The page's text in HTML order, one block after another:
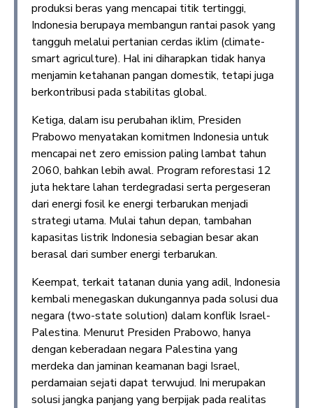
produksi beras yang mencapai titik tertinggi,
Indonesia berupaya membangun rantai pasok yang
tangguh melalui pertanian cerdas iklim (climate-
smart agriculture). Hal ini diharapkan tidak hanya
menjamin ketahanan pangan domestik, tetapi juga
berkontribusi pada stabilitas global.
Ketiga, dalam isu perubahan iklim, Presiden
Prabowo menyatakan komitmen Indonesia untuk
mencapai net zero emission paling lambat tahun
2060, bahkan lebih awal. Program reforestasi 12
juta hektare lahan terdegradasi serta pergeseran
dari energi fosil ke energi terbarukan menjadi
strategi utama. Mulai tahun depan, tambahan
kapasitas listrik Indonesia sebagian besar akan
berasal dari sumber energi terbarukan.
Keempat, terkait tatanan dunia yang adil, Indonesia
kembali menegaskan dukungannya pada solusi dua
negara (two-state solution) dalam konflik Israel-
Palestina. Menurut Presiden Prabowo, hanya
dengan keberadaan negara Palestina yang
merdeka dan jaminan keamanan bagi Israel,
perdamaian sejati dapat terwujud. Ini merupakan
solusi jangka panjang yang berpijak pada realitas